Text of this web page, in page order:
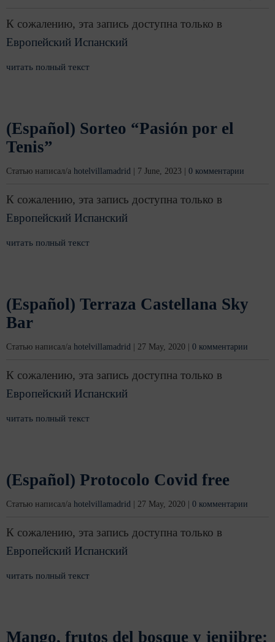
К сожалению, эта запись доступна только в
Европейский Испанский
читать полный текст
(Español) Sorteo “Pasión por el
Tenis”
Статью написал/а hotelvillamadrid 7 June, 2023 0 комментарии
К сожалению, эта запись доступна только в
Европейский Испанский
читать полный текст
(Español) Terraza Castellana Sky
Bar
Статью написал/а hotelvillamadrid 27 May, 2020 0 комментарии
К сожалению, эта запись доступна только в
Европейский Испанский
читать полный текст
(Español) Protocolo Covid free
Статью написал/а hotelvillamadrid 27 May, 2020 0 комментарии
К сожалению, эта запись доступна только в
Европейский Испанский
читать полный текст
Mango, frutos del bosque y jenjibre: